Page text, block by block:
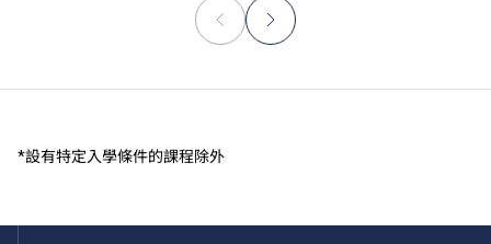
*設有特定入學條件的課程除外